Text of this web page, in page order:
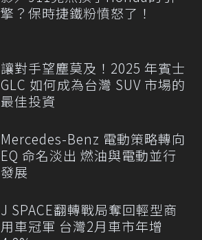
擎？保時捷鐵粉憤怒了！
讓對手望塵莫及！2025 年賓士
GLC 如何成為台灣 SUV 市場的
最佳投資
Mercedes-Benz 電動策略轉向
EQ 命名淡出 燃油與電動並行
發展
J SPACE翻轉戰局奪回輕型商
用車冠軍 台灣2月車市年增